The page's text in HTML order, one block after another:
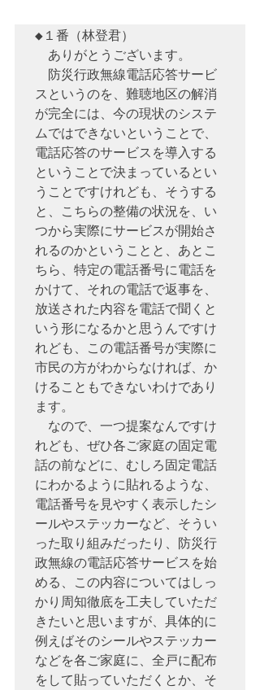
◆１番（林登君）
ありがとうございます。
防災行政無線電話応答サービ
スというのを、難聴地区の解消
が完全には、今の現状のシステ
ムではできないということで、
電話応答のサービスを導入する
ということで決まっているとい
うことですけれども、そうする
と、こちらの整備の状況を、い
つから実際にサービスが開始さ
れるのかということと、あとこ
ちら、特定の電話番号に電話を
かけて、それの電話で返事を、
放送された内容を電話で聞くと
いう形になるかと思うんですけ
れども、この電話番号が実際に
市民の方がわからなければ、か
けることもできないわけであり
ます。
なので、一つ提案なんですけ
れども、ぜひ各ご家庭の固定電
話の前などに、むしろ固定電話
にわかるように貼れるような、
電話番号を見やすく表示したシ
ールやステッカーなど、そうい
った取り組みだったり、防災行
政無線の電話応答サービスを始
める、この内容についてはしっ
かり周知徹底を工夫していただ
きたいと思いますが、具体的に
例えばそのシールやステッカー
などを各ご家庭に、全戸に配布
をして貼っていただくとか、そ